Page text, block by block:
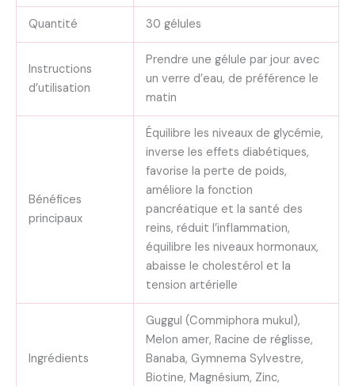
Quantité 30 gélules
Instructions
d’utilisation
Prendre une gélule par jour avec
un verre d’eau, de préférence le
matin
Bénéfices
principaux
Équilibre les niveaux de glycémie,
inverse les effets diabétiques,
favorise la perte de poids,
améliore la fonction
pancréatique et la santé des
reins, réduit l’inflammation,
équilibre les niveaux hormonaux,
abaisse le cholestérol et la
tension artérielle
Ingrédients
Guggul (Commiphora mukul),
Melon amer, Racine de réglisse,
Banaba, Gymnema Sylvestre,
Biotine, Magnésium, Zinc,